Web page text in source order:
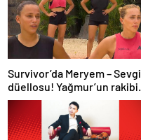
Survivor’da Meryem – Sevgi
düellosu! Yağmur’un rakibi
belli oldu